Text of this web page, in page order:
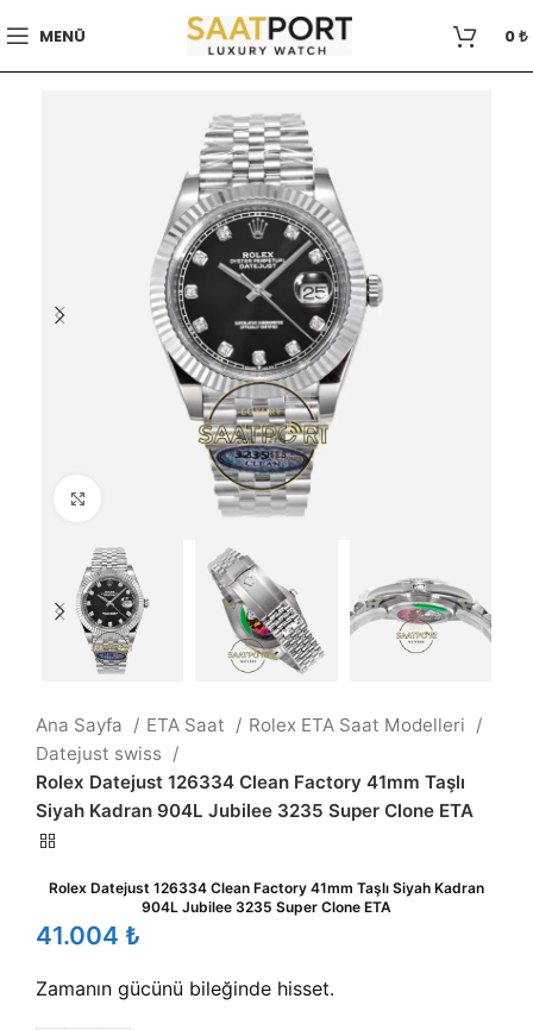
MENÜ 0₺
Büyütmek için tıklayın
Ana Sayfa ETA Saat
Rolex ETA Saat Modelleri
Datejust swiss
Rolex Datejust 126334 Clean Factory 41mm Taşlı
Siyah Kadran 904L Jubilee 3235 Super Clone ETA
Rolex Datejust 126334 Clean Factory 41mm Taşlı Siyah Kadran
904L Jubilee 3235 Super Clone ETA
₺
Zamanın gücünü bileğinde hisset.